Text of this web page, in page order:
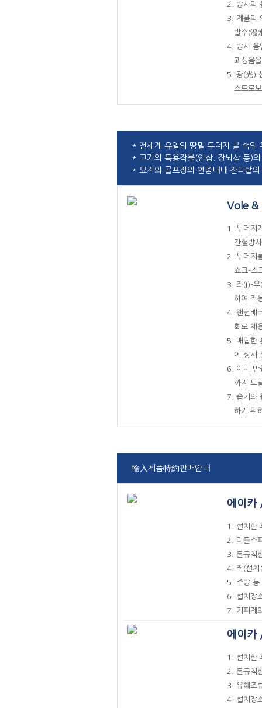
2. 방사의
3. 제품의
발수(潑
4. 방사 음
괴성음을
5. 광(光)
스트로보
* 전세계 유일의 땅밑 두더지 굴 속의
* 고가의 특용작물(인삼. 장뇌삼 등)
* 묘지와 골프장의 연중내내 잔듸밭
Vole &
1. 두더지
간헐방
2. 두더지
쇼크-스
3. 좌(I)-우
하여 작
4. 랜턴배
회로 채
5. 매립한
에 상시
6. 이미 만
까지 도
7. 습기와
하기 위
輸入제품特約판매안내
에이카
1. 설치한
2. 더블스
3. 불규칙
4. 쥐(설치
5. 주방 등
6. 설치장
7. 기피제
에이카
1. 설치한
2. 불규칙
3. 유해조
4. 설치장